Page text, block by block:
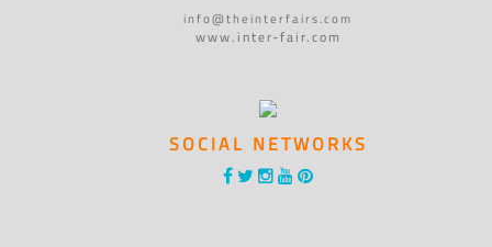
info@theinterfairs.com
www.inter-fair.com
SOCIAL NETWORKS